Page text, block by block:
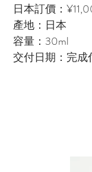
日本訂價：
產地：日本
容量：30ml
交付日期：完成